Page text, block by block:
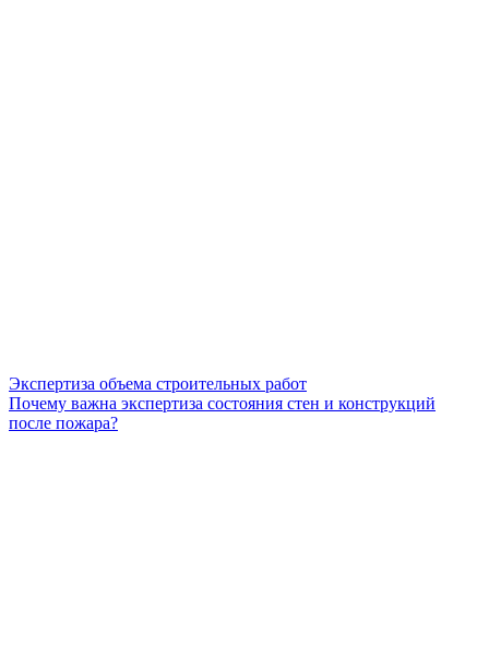
Экспертиза объема строительных работ
Почему важна экспертиза состояния стен и конструкций
после пожара?